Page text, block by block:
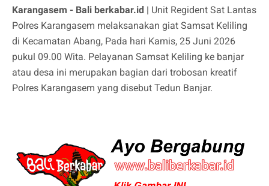
Karangasem - Bali berkabar.id | Unit Regident Sat Lantas
Polres Karangasem melaksanakan giat Samsat Keliling
di Kecamatan Abang, Pada hari Kamis, 25 Juni 2026
pukul 09.00 Wita. Pelayanan Samsat Keliling ke banjar
atau desa ini merupakan bagian dari trobosan kreatif
Polres Karangasem yang disebut Tedun Banjar.